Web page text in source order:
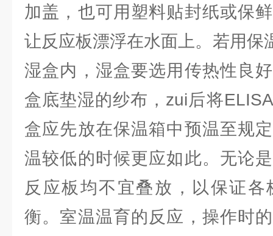
加盖，也可用塑料贴封纸或保
让反应板漂浮在水面上。若用保
湿盒内，湿盒要选用传热性良
盒底垫湿的纱布，zui后将
盒应先放在保温箱中预温至规
温较低的时候更应如此。无论
反应板均不宜叠放，以保证
衡。室温温育的反应，操作时